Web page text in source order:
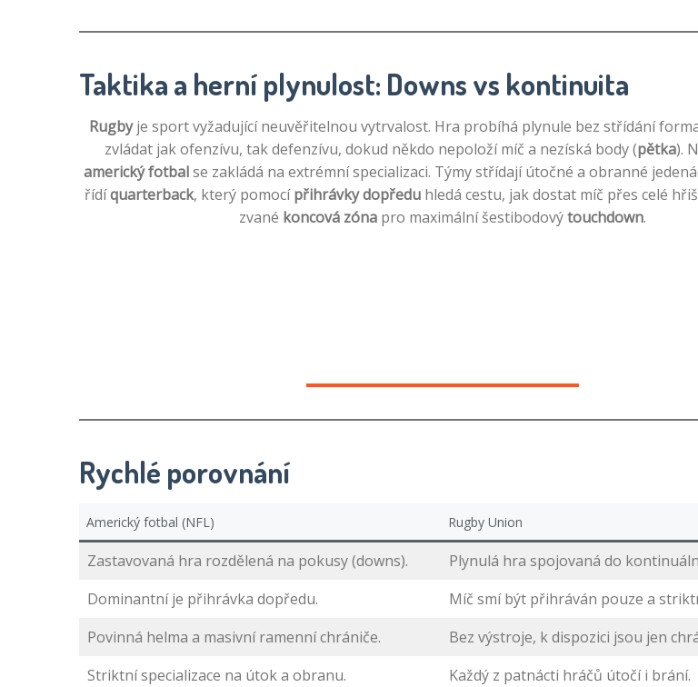
Taktika a herní plynulost: Downs vs kontinuita
Rugbyje sport vyžadující neuvěřitelnou vytrvalost. Hra probíhá plynule bez střídání
zvládat jak ofenzívu, tak defenzívu, dokud někdo nepoloží míč a nezíská body (pětka).
americký fotbalse zakládá na extrémní specializaci. Týmy střídají útočné a obranné
řídíquarterback, který pomocípřihrávky dopředuhledá cestu, jak dostat míč přes celé
zvané koncová zóna pro maximální šestibodovýtouchdown.
Rychlé porovnání
Americký fotbal (NFL) Rugby Union
Zastavovaná hra rozdělená na pokusy (downs).
Plynulá hra spojovaná do
Dominantní je přihrávka dopředu.
Míč smí být přihráván pouze a
Povinná helma a masivní ramenní chrániče.
Bez výstroje, k dispozici jsou jen
Striktní specializace na útok a obranu.
Každý z patnácti hráčů útočí i brání.